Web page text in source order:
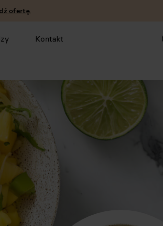
ofertę.
Kontakt